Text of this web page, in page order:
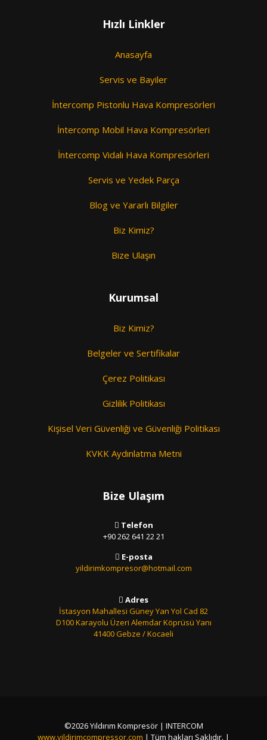
Hızlı Linkler
Anasayfa
Servis ve Bayiler
İntercomp Pistonlu Hava Kompresörleri
İntercomp Mobil Hava Kompresörleri
İntercomp Vidalı Hava Kompresörleri
Servis ve Yedek Parça
Blog ve Yararlı Bilgiler
Biz Kimiz?
Bize Ulaşın
Kurumsal
Biz Kimiz?
Belgeler ve Sertifikalar
Çerez Politikası
Gizlilik Politikası
Kişisel Veri Güvenliği ve Güvenliği Politikası
KVKK Aydınlatma Metni
Bize Ulaşım
Telefon
+90 262 641 22 21
E-posta
yildirimkompresor@hotmail.com
Adres
İstasyon Mahallesi Güney Yan Yol Cad 82
D100 Karayolu Üzeri Alemdar Köprüsü Yanı
41400 Gebze / Kocaeli
©2026 Yıldırım Kompresör | INTERCOM
www.yildirimcompressor.com | Tüm hakları Saklıdır. |